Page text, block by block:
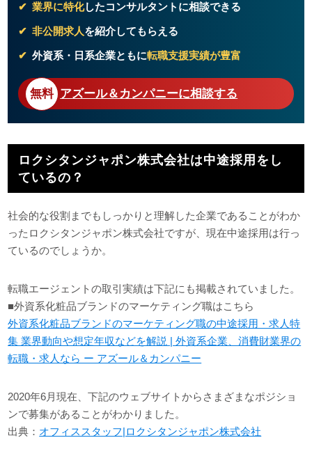
業界に特化したコンサルタントに相談できる
非公開求人を紹介してもらえる
外資系・日系企業ともに転職支援実績が豊富
アズール＆カンパニーに相談する
ロクシタンジャポン株式会社は中途採用をし
ているの？
社会的な役割までもしっかりと理解した企業であることがわか
ったロクシタンジャポン株式会社ですが、現在中途採用は行っ
ているのでしょうか。
転職エージェントの取引実績は下記にも掲載されていました。
■外資系化粧品ブランドのマーケティング職はこちら
外資系化粧品ブランドのマーケティング職の中途採用・求人特
集 業界動向や想定年収などを解説 | 外資系企業、消費財業界の
転職・求人なら ー アズール＆カンパニー
2020年6月現在、下記のウェブサイトからさまざまなポジショ
ンで募集があることがわかりました。
出典： オフィススタッフ|ロクシタンジャポン株式会社